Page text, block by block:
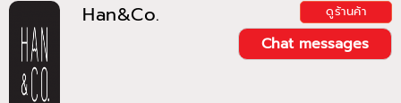
Han&Co. ดูร้านค้า
Chat messages